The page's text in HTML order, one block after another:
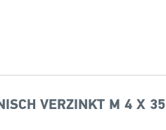
VERZINKT M 4 X 35